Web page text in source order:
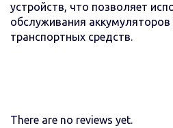
устройств, что позволяет
обслуживания
транспортных средств.
There are no reviews yet.